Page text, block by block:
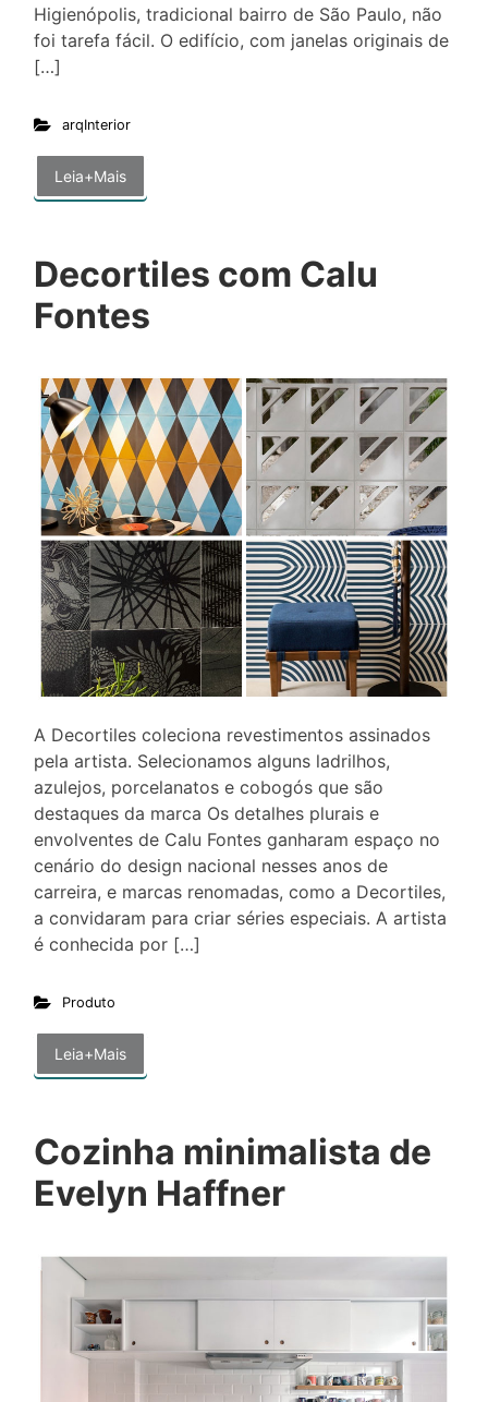
Higienópolis, tradicional bairro de São Paulo, não
foi tarefa fácil. O edifício, com janelas originais de
[…]
arqInterior
Leia+Mais
Decortiles com Calu
Fontes
A Decortiles coleciona revestimentos assinados
pela artista. Selecionamos alguns ladrilhos,
azulejos, porcelanatos e cobogós que são
destaques da marca Os detalhes plurais e
envolventes de Calu Fontes ganharam espaço no
cenário do design nacional nesses anos de
carreira, e marcas renomadas, como a Decortiles,
a convidaram para criar séries especiais. A artista
é conhecida por […]
Produto
Leia+Mais
Cozinha minimalista de
Evelyn Haffner